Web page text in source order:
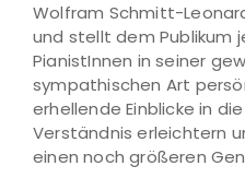
Wolfram Schmitt-
und stellt dem Publikum
PianistInnen in seiner
sympathischen Art
erhellende Einblicke in
Verständnis erleichtern
einen noch größeren